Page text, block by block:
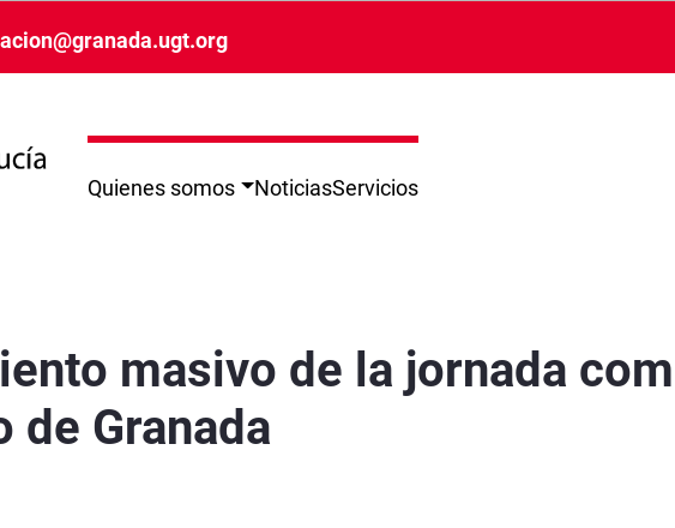
Quienes somos NoticiasServicios
masivo de la jornada
de Granada